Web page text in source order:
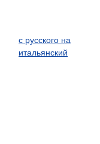
с русского на
итальянский